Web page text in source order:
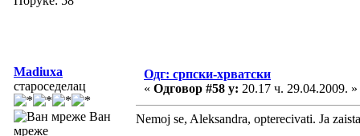
Madiuxa
староседелац
Ван
мреже
Одг: српски-хрватски
« Одговор #58 у: 20.17 ч. 29.04.2009. »
Nemoj se, Aleksandra, opterecivati. Ja